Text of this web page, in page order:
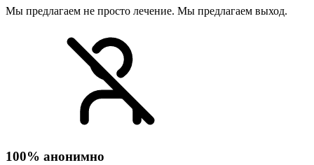
Мы предлагаем не просто лечение. Мы предлагаем выход.
100% анонимно